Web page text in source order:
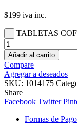
$199 iva inc.
TABLETAS
Añadir al carrito
Compare
Agregar a deseados
SKU: 1014175
Share
Facebook Twitter
Formas de